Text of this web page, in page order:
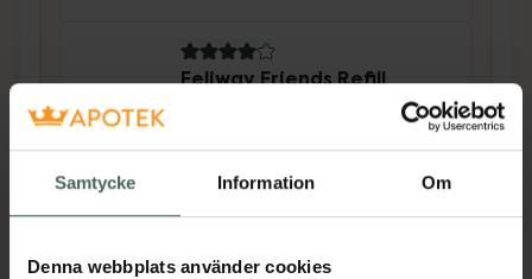
Samtycke Information Om
Denna webbplats använder cookies
4 av 5 i omdöme
Feliway Friends Refill
feromondoftavgivare 3 x 48
Pris online